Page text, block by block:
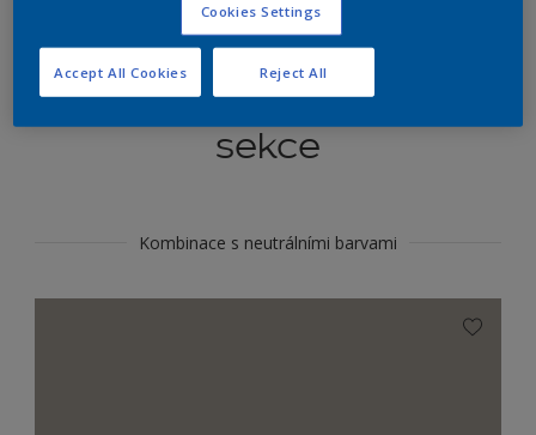
Koordinovat barevné
sekce
Kombinace s neutrálními barvami
Cookies Settings
Reject All
Accept All Cookies